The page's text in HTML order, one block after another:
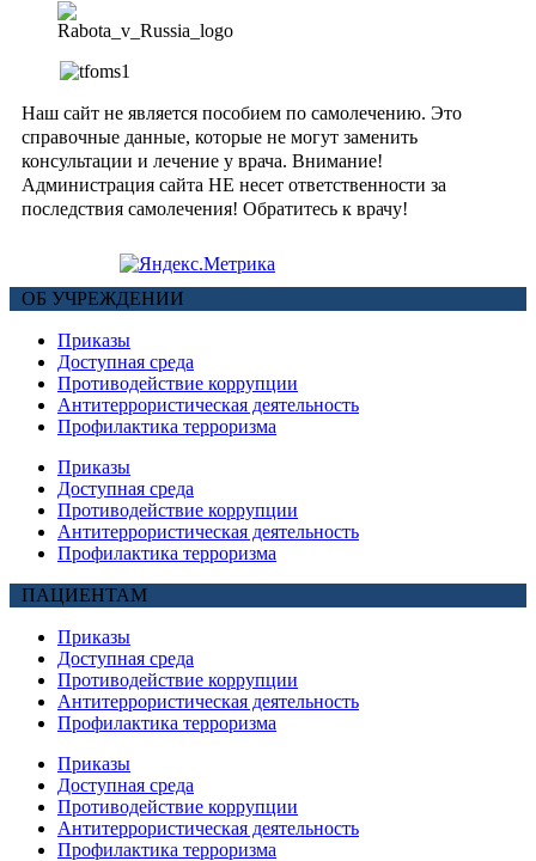
Наш сайт не является пособием по самолечению. Это
справочные данные, которые не могут заменить
консультации и лечение у врача. Внимание!
Администрация сайта НЕ несет ответственности за
последствия самолечения! Обратитесь к врачу!
ОБ УЧРЕЖДЕНИИ
Приказы
Доступная среда
Противодействие коррупции
Антитеррористическая деятельность
Профилактика терроризма
Приказы
Доступная среда
Противодействие коррупции
Антитеррористическая деятельность
Профилактика терроризма
ПАЦИЕНТАМ
Приказы
Доступная среда
Противодействие коррупции
Антитеррористическая деятельность
Профилактика терроризма
Приказы
Доступная среда
Противодействие коррупции
Антитеррористическая деятельность
Профилактика терроризма